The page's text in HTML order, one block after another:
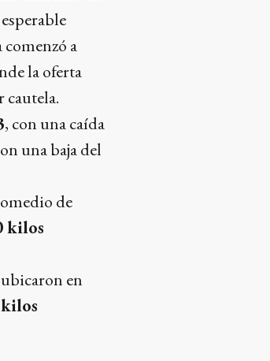
a
la oferta
, con una caída
una baja del
de
kilos
en